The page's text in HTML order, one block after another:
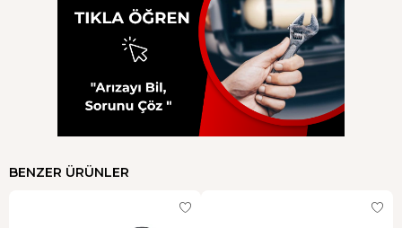
BENZER ÜRÜNLER